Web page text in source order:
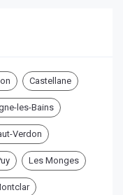
Castellane
les-Bains
Verdon
Les Monges